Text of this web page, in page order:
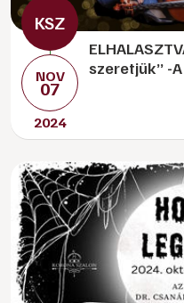
NOV
07
2024
szeretjük” -